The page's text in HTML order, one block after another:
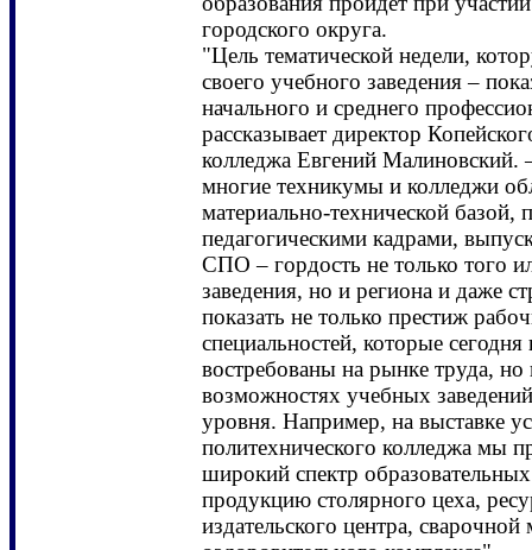
городского округа.
"Цель тематической недели,
своего учебного заведения –
начального и среднего
рассказывает директор
колледжа Евгений Малиновский.
многие техникумы и колледжи
материально-технической базой,
педагогическими кадрами,
СПО – гордость не только того
заведения, но и региона и даже
показать не только престиж
специальностей, которые сегодня
востребованы на рынке труда, но
возможностях учебных
уровня. Например, на выставке
политехнического колледжа мы
широкий спектр
продукцию столярного цеха,
издательского центра, сварочной